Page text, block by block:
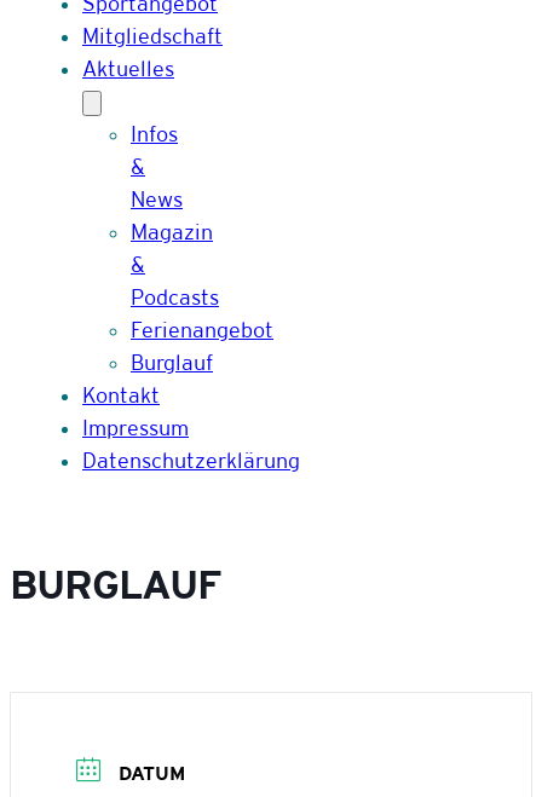
Mitgliedschaft
Aktuelles
Infos
&
News
Magazin
&
Podcasts
Ferienangebot
Burglauf
Kontakt
Impressum
Datenschutzerklärung
BURGLAUF
DATUM